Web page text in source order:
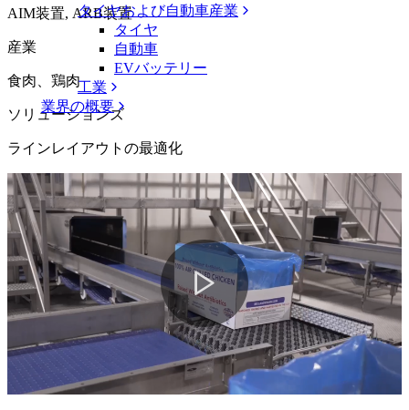
タイヤおよび自動車産業
タイヤ
自動車
EVバッテリー
工業
業界の概要
AIM装置, ARB装置
産業
食肉、鶏肉
ソリューションズ
ラインレイアウトの最適化